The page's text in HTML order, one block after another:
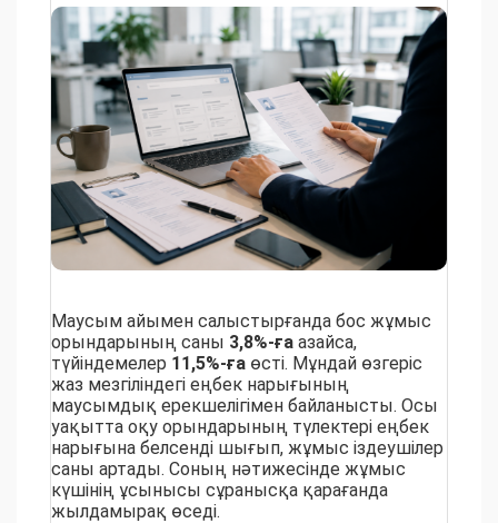
Маусым айымен салыстырғанда бос жұмыс
орындарының саны 3,8%-ға азайса,
түйіндемелер 11,5%-ға өсті. Мұндай өзгеріс
жаз мезгіліндегі еңбек нарығының
маусымдық ерекшелігімен байланысты. Осы
уақытта оқу орындарының түлектері еңбек
нарығына белсенді шығып, жұмыс іздеушілер
саны артады. Соның нәтижесінде жұмыс
күшінің ұсынысы сұранысқа қарағанда
жылдамырақ өседі.